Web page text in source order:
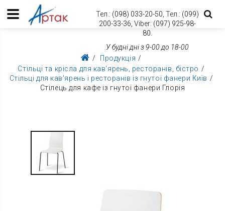
Тел.: (098) 033-20-50, Тел.: (099)
200-33-36, Viber: (097) 925-98-
80.
У будні дні з 9-00 до 18-00
Продукція
Стільці та крісла для кав'ярень, ресторанів, бістро
Стільці для кав'ярень і ресторанів із гнутої фанери Київ
Стілець для кафе із гнутої фанери Глорія